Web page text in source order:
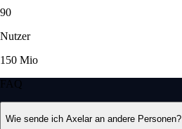
90
Nutzer
150 Mio
FAQ
Wie sende ich Axelar an andere Personen?